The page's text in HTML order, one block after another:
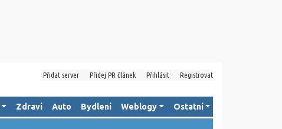
Přidat server Přidej PR článek Přihlásit Registrovat
Zdraví Auto Bydlení Weblogy
Ostatní